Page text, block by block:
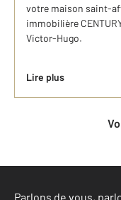
votre maison saint-
immobilière
Victor-Hugo.
Lire plus
Parlons de vous,